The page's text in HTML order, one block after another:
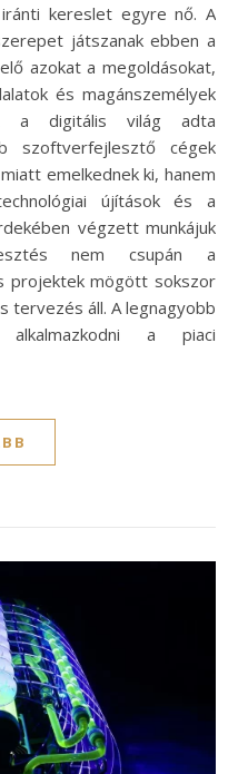
kereslet egyre nő. A
játszanak ebben a
azokat a megoldásokat,
és magánszemélyek
a digitális világ adta
szoftverfejlesztő cégek
emelkednek ki, hanem
újítások és a
végzett munkájuk
nem csupán a
projektek mögött sokszor
tervezés áll. A legnagyobb
a piaci